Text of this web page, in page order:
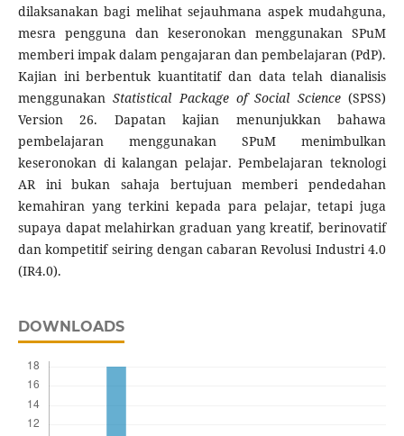
dilaksanakan bagi melihat sejauhmana aspek mudahguna,
mesra pengguna dan keseronokan menggunakan SPuM
memberi impak dalam pengajaran dan pembelajaran (PdP).
Kajian ini berbentuk kuantitatif dan data telah dianalisis
menggunakanStatistical Package of Social Science(SPSS)
Version 26. Dapatan kajian menunjukkan bahawa
pembelajaran menggunakan SPuM menimbulkan
keseronokan di kalangan pelajar. Pembelajaran teknologi
AR ini bukan sahaja bertujuan memberi pendedahan
kemahiran yang terkini kepada para pelajar, tetapi juga
supaya dapat melahirkan graduan yang kreatif, berinovatif
dan kompetitif seiring dengan cabaran Revolusi Industri 4.0
(IR4.0).
DOWNLOADS